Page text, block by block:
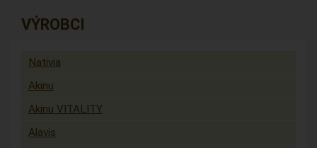
VÝROBCI
Nativia
Akinu
Akinu VITALITY
Alavis